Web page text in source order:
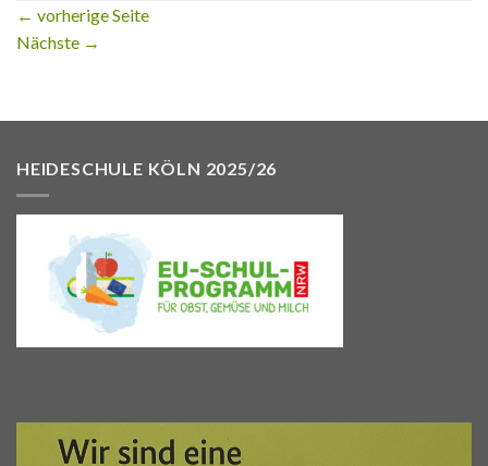
← vorherige Seite
Nächste →
HEIDESCHULE KÖLN 2025/26